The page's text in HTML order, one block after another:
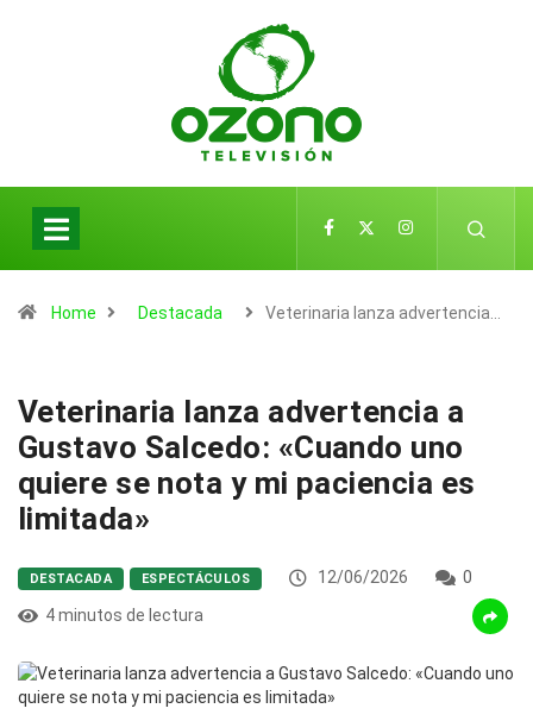
Home Destacada Veterinaria lanza advertencia…
Veterinaria lanza advertencia a
Gustavo Salcedo: «Cuando uno
quiere se nota y mi paciencia es
limitada»
DESTACADA ESPECTÁCULOS 12/06/2026
0
4 minutos de lectura